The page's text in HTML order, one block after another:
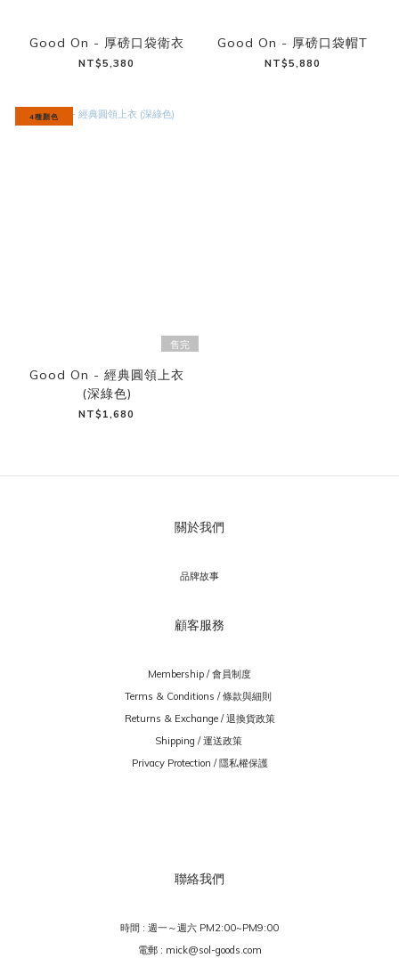
Good On - 厚磅口袋衛衣
NT$5,380
Good On - 厚磅口袋帽T
NT$5,880
4種顏色
售完
Good On - 經典圓領上衣
(深綠色)
NT$1,680
關於我們
品牌故事
顧客服務
Membership / 會員制度
Terms & Conditions / 條款與細則
Returns & Exchange / 退換貨政策
Shipping / 運送政策
Privacy Protection / 隱私權保護
聯絡我們
時間 : 週一～週六 PM2:00~PM9:00
電郵 : mick@sol-goods.com